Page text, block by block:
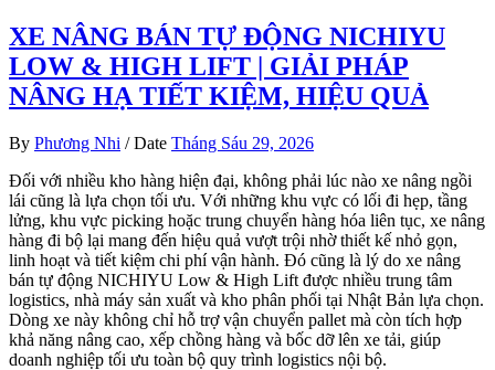
XE NÂNG BÁN TỰ ĐỘNG NICHIYU
LOW & HIGH LIFT | GIẢI PHÁP
NÂNG HẠ TIẾT KIỆM, HIỆU QUẢ
By Phương Nhi / Date Tháng Sáu 29, 2026
Đối với nhiều kho hàng hiện đại, không phải lúc nào xe nâng ngồi
lái cũng là lựa chọn tối ưu. Với những khu vực có lối đi hẹp, tầng
lửng, khu vực picking hoặc trung chuyển hàng hóa liên tục, xe nâng
hàng đi bộ lại mang đến hiệu quả vượt trội nhờ thiết kế nhỏ gọn,
linh hoạt và tiết kiệm chi phí vận hành. Đó cũng là lý do xe nâng
bán tự động NICHIYU Low & High Lift được nhiều trung tâm
logistics, nhà máy sản xuất và kho phân phối tại Nhật Bản lựa chọn.
Dòng xe này không chỉ hỗ trợ vận chuyển pallet mà còn tích hợp
khả năng nâng cao, xếp chồng hàng và bốc dỡ lên xe tải, giúp
doanh nghiệp tối ưu toàn bộ quy trình logistics nội bộ.